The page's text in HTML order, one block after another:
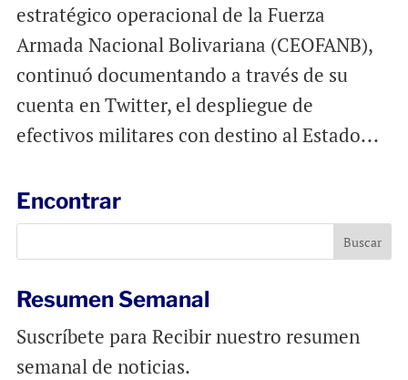
estratégico operacional de la Fuerza
Armada Nacional Bolivariana (CEOFANB),
continuó documentando a través de su
cuenta en Twitter, el despliegue de
efectivos militares con destino al Estado...
Encontrar
Resumen Semanal
Suscríbete para Recibir nuestro resumen
semanal de noticias.